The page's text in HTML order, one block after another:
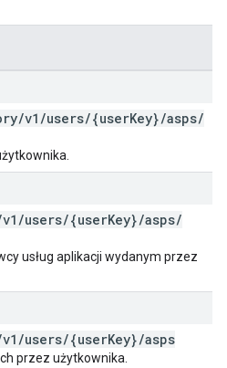
/v1 /users/{userKey}/asps/
v1 /users/{userKey}/asps/
usług aplikacji wydanym przez
v1 /users/{userKey}/asps
przez użytkownika.